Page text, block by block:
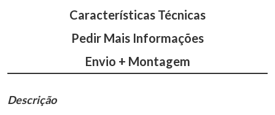
Características Técnicas
Pedir Mais Informações
Envio + Montagem
Descrição